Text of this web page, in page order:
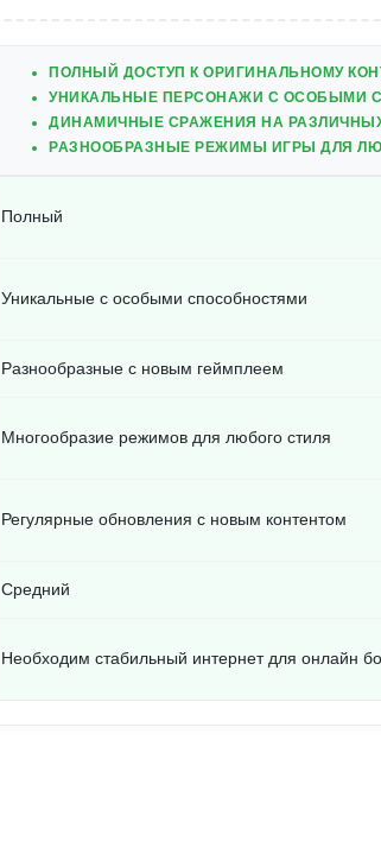
ПОЛНЫЙ ДОСТУП К ОРИГИНАЛЬНОМУ
УНИКАЛЬНЫЕ ПЕРСОНАЖИ С ОСОБЫМИ
ДИНАМИЧНЫЕ СРАЖЕНИЯ НА
РАЗНООБРАЗНЫЕ РЕЖИМЫ ИГРЫ ДЛЯ
Полный
Уникальные с особыми способностями
Разнообразные с новым геймплеем
Многообразие режимов для любого стиля
Регулярные обновления с новым контентом
Средний
Необходим стабильный интернет для онлайн